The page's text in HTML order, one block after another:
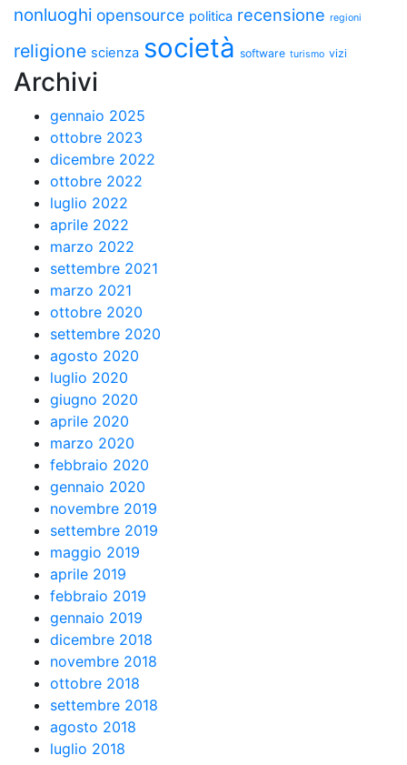
nonluoghi opensource politica recensione regioni
religione scienza società software turismo vizi
Archivi
gennaio 2025
ottobre 2023
dicembre 2022
ottobre 2022
luglio 2022
aprile 2022
marzo 2022
settembre 2021
marzo 2021
ottobre 2020
settembre 2020
agosto 2020
luglio 2020
giugno 2020
aprile 2020
marzo 2020
febbraio 2020
gennaio 2020
novembre 2019
settembre 2019
maggio 2019
aprile 2019
febbraio 2019
gennaio 2019
dicembre 2018
novembre 2018
ottobre 2018
settembre 2018
agosto 2018
luglio 2018